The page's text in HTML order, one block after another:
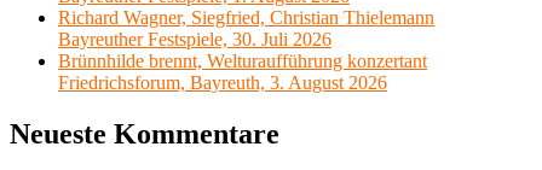
Richard Wagner, Siegfried, Christian Thielemann
Bayreuther Festspiele, 30. Juli 2026
Brünnhilde brennt, Welturaufführung konzertant
Friedrichsforum, Bayreuth, 3. August 2026
Neueste Kommentare